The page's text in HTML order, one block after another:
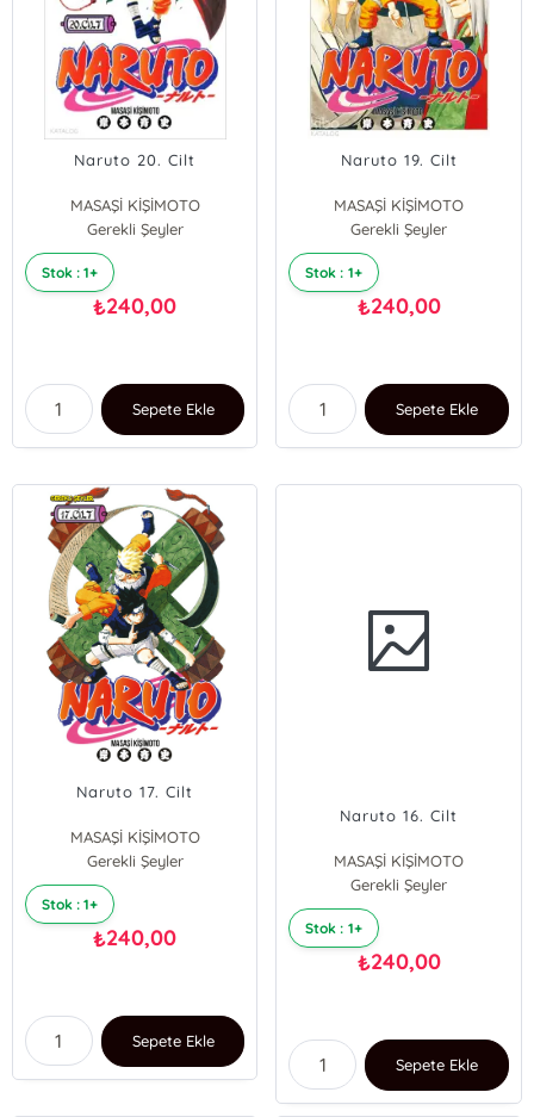
Naruto 20. Cilt
MASAŞİ KİŞİMOTO
Gerekli Şeyler
Stok : 1+
₺240,00
Sepete Ekle
Naruto 19. Cilt
MASAŞİ KİŞİMOTO
Gerekli Şeyler
Stok : 1+
₺240,00
Sepete Ekle
Naruto 17. Cilt
MASAŞİ KİŞİMOTO
Gerekli Şeyler
Stok : 1+
₺240,00
Sepete Ekle
Naruto 16. Cilt
MASAŞİ KİŞİMOTO
Gerekli Şeyler
Stok : 1+
₺240,00
Sepete Ekle